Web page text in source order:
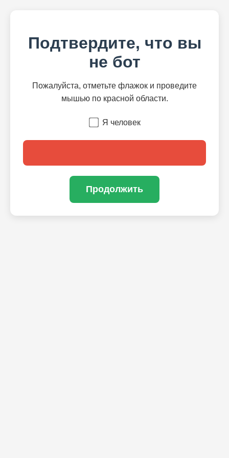
Подтвердите, что вы
не бот
Пожалуйста, отметьте флажок и проведите
мышью по красной области.
Я человек
Продолжить